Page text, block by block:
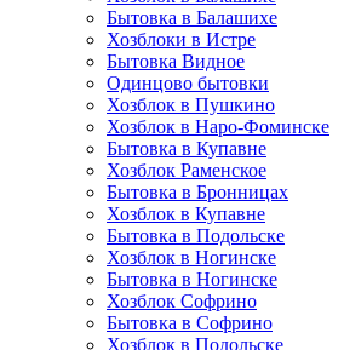
Бытовкa в Балашихе
Хозблоки в Истре
Бытовка Видное
Одинцово бытовки
Хозблок в Пушкино
Хозблок в Наро-Фоминске
Бытовка в Купавне
Хозблок Раменское
Бытовка в Бронницах
Хозблок в Купавне
Бытовка в Подольске
Хозблок в Ногинске
Бытовка в Ногинске
Хозблок Софрино
Бытовка в Софрино
Хозблок в Подольске